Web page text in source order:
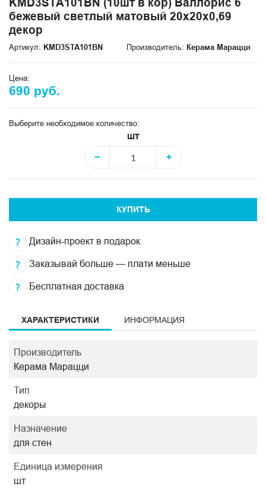
бежевый светлый матовый 20x20x0,69
декор
Артикул: KMD3STA101BN Производитель: Керама Марацци
Цена:
690 руб.
Выберите необходимое количество:
шт
−
+
КУПИТЬ
Дизайн-проект в подарок
Заказывай больше — плати меньше
Бесплатная доставка
ХАРАКТЕРИСТИКИ ИНФОРМАЦИЯ
Производитель
Керама Марацци
Тип
декоры
Назначение
для стен
Единица измерения
шт